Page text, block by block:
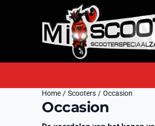
Cookievoorkeuren zijn momenteel gesloten.
Home / Scooters / Occasion
Occasion